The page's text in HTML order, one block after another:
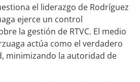
el liderazgo de Rodríguez
ejerce un control
la gestión de RTVC. El medio
actúa como el verdadero
minimizando la autoridad de